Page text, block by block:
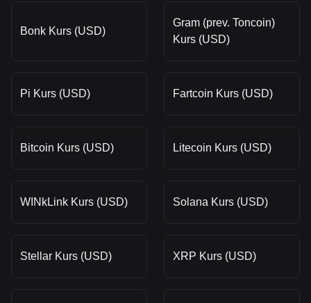
Bonk Kurs (USD)
Gram (prev. Toncoin)
Kurs (USD)
Pi Kurs (USD) Fartcoin Kurs (USD)
Bitcoin Kurs (USD) Litecoin Kurs (USD)
WINkLink Kurs (USD) Solana Kurs (USD)
Stellar Kurs (USD) XRP Kurs (USD)